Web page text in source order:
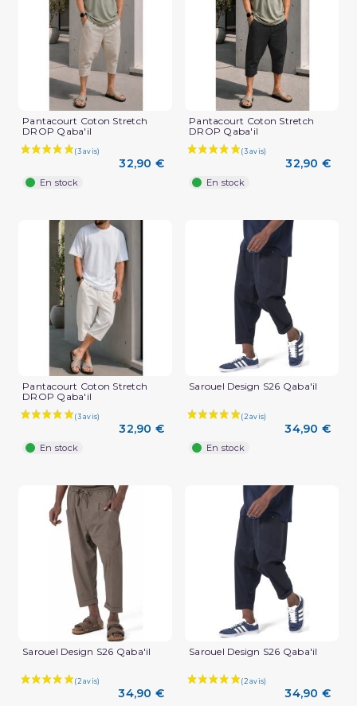
Pantacourt Coton Stretch
DROP Qaba'il
32,90 €
En stock
Pantacourt Coton Stretch
DROP Qaba'il
32,90 €
En stock
Pantacourt Coton Stretch
DROP Qaba'il
32,90 €
En stock
Sarouel Design S26 Qaba'il
34,90 €
En stock
Sarouel Design S26 Qaba'il
34,90 €
Sarouel Design S26 Qaba'il
34,90 €